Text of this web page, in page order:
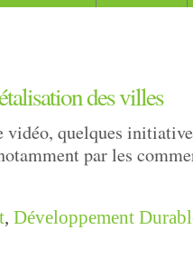
des villes
vidéo, quelques
par les
, Développement